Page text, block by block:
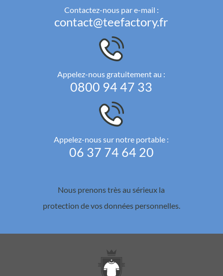
Contactez-nous par e-mail :
contact@teefactory.fr
Appelez-nous gratuitement au :
0800 94 47 33
Appelez-nous sur notre portable :
06 37 74 64 20
Nous prenons très au sérieux la
protection de vos données personnelles.